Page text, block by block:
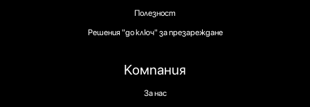
Компания
За нас
Полезност
Решения "до ключ" за презареждане